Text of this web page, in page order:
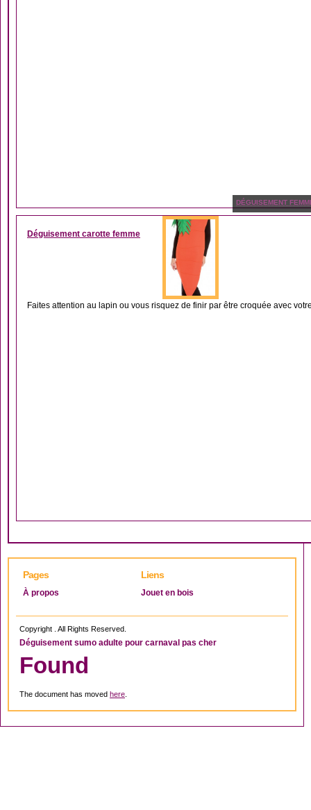
DÉGUISEMENT
Déguisement carotte femme
Faites attention au lapin ou vous risquez de finir par être croquée avec
Pages
À propos
Liens
Jouet en bois
Copyright . All Rights Reserved.
Déguisement sumo adulte pour carnaval pas cher
Found
The document has moved here